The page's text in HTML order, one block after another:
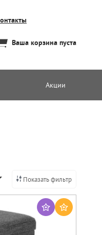
Ваша корзина пуста
Акции
Показать фильтр